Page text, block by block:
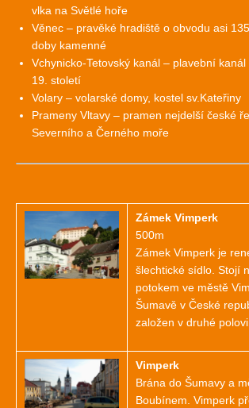
vlka na Světlé hoře
Věnec – pravěké hradiště o obvodu asi
doby kamenné
Vchynicko-Tetovský kanál – plavební
19. století
Volary – volarské domy, kostel sv.Kateřiny
Prameny Vltavy – pramen nejdelší české
Severního a Černého moře
Zámek Vimperk
500m
Zámek Vimperk je
šlechtické sídlo. Stojí
potokem ve městě
Šumavě v České
založen v druhé
Vimperk
Brána do Šumavy a
Boubínem. Vimperk